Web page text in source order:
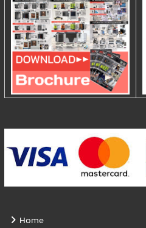
Home